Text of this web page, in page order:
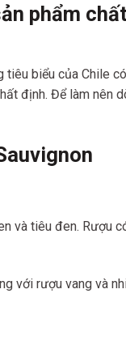
phẩm
tiêu biểu của Chile
định. Để làm nên
và tiêu đen. Rượu
với rượu vang và